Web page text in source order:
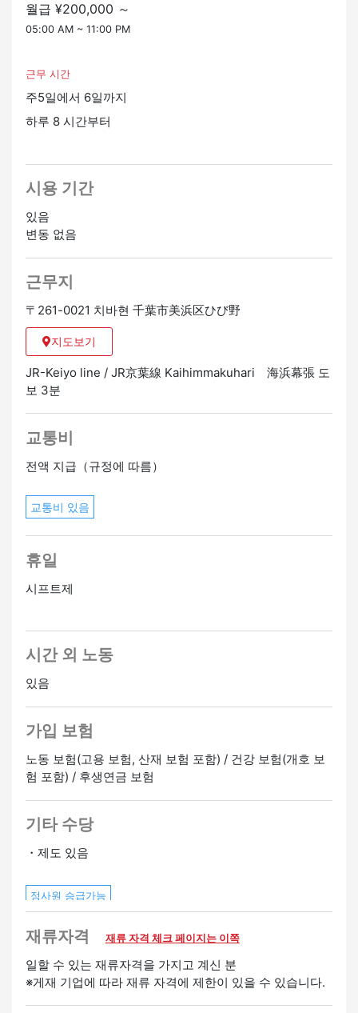
월급 ¥200,000 ～
05:00 AM ~ 11:00 PM
근무 시간
주5일에서 6일까지
하루 8 시간부터
시용 기간
있음
변동 없음
근무지
〒261-0021 치바현 千葉市美浜区ひび野
지도보기
JR-Keiyo line / JR京葉線 Kaihimmakuhari 海浜幕張 도
보 3분
교통비
전액 지급（규정에 따름）
교통비 있음
휴일
시프트제
시간 외 노동
있음
가입 보험
노동 보험(고용 보험, 산재 보험 포함) / 건강 보험(개호 보
험 포함) / 후생연금 보험
기타 수당
・제도 있음
정사원 승급가능
재류자격 재류 자격 체크 페이지는 이쪽
일할 수 있는 재류자격을 가지고 계신 분
※게재 기업에 따라 재류 자격에 제한이 있을 수 있습니다.